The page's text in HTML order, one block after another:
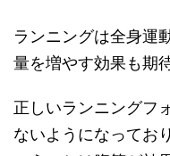
ランニングは全身運
量を増やす効果も期
正しいランニングフ
ないようになってお